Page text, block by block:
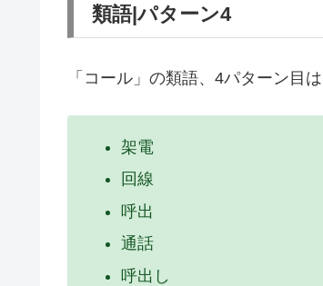
類語|パターン4
「コール」の類語、4パターン目
架電
回線
呼出
通話
呼出し